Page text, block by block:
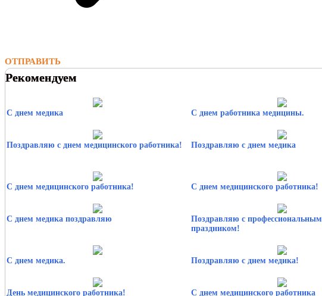
ОТПРАВИТЬ
Рекомендуем
С днем медика С днем работника медицины.
Поздравляю с днем медицинского работника! Поздравляю с днем медика
С днем медицинского работника! С днем медицинского работника!
С днем медика поздравляю
Поздравляю с профессиональным
праздником!
С днем медика. Поздравляю с днем медика!
День медицинского работника! С днем медицинского работника